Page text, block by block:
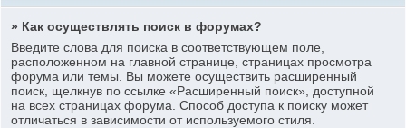
» Как осуществлять поиск в форумах?
Введите слова для поиска в соответствующем поле,
расположенном на главной странице, страницах просмотра
форума или темы. Вы можете осуществить расширенный
поиск, щелкнув по ссылке «Расширенный поиск», доступной
на всех страницах форума. Способ доступа к поиску может
отличаться в зависимости от используемого стиля.